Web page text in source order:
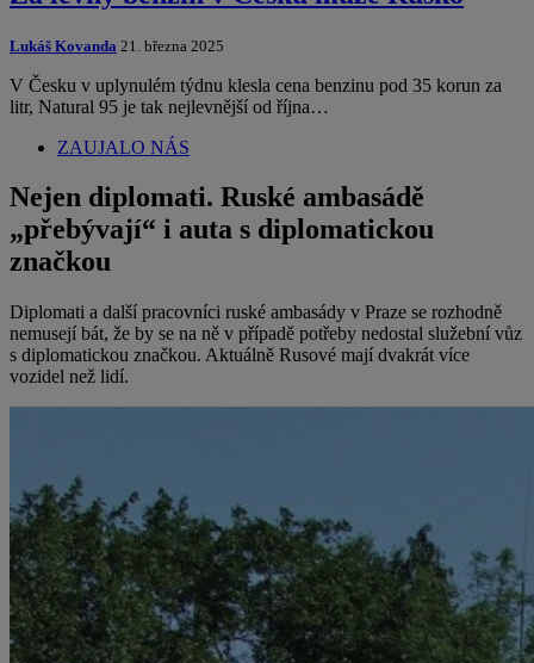
Lukáš Kovanda 21. března 2025
V Česku v uplynulém týdnu klesla cena benzinu pod 35 korun za
litr, Natural 95 je tak nejlevnější od října…
ZAUJALO NÁS
Nejen diplomati. Ruské ambasádě
„přebývají“ i auta s diplomatickou
značkou
Diplomati a další pracovníci ruské ambasády v Praze se rozhodně
nemusejí bát, že by se na ně v případě potřeby nedostal služební vůz
s diplomatickou značkou. Aktuálně Rusové mají dvakrát více
vozidel než lidí.